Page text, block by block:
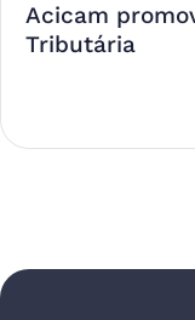
Acicam
Tributária